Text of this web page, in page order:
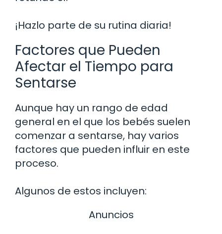
¡Hazlo parte de su rutina diaria!
Factores que Pueden
Afectar el Tiempo para
Sentarse
Aunque hay un rango de edad
general en el que los bebés suelen
comenzar a sentarse, hay varios
factores que pueden influir en este
proceso.
Algunos de estos incluyen:
Anuncios